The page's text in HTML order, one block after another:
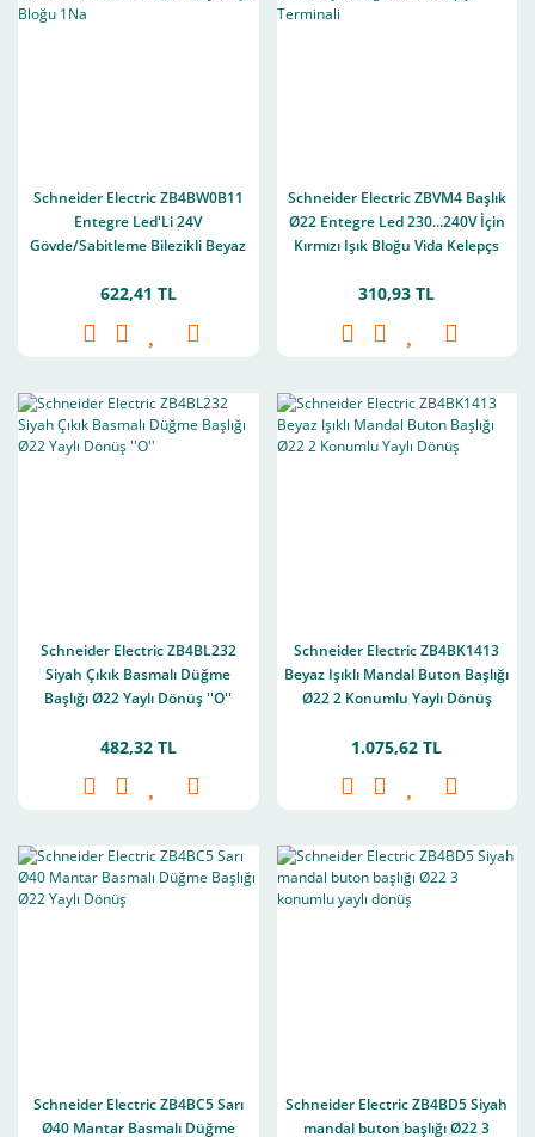
Schneider Electric ZB4BW0B11
Entegre Led'Li 24V
Gövde/Sabitleme Bilezikli Beyaz
622,41 TL
Schneider Electric ZBVM4 Başlık
Ø22 Entegre Led 230...240V İçin
Kırmızı Işık Bloğu Vida Kelepçs
310,93 TL
Schneider Electric ZB4BL232
Siyah Çıkık Basmalı Düğme
Başlığı Ø22 Yaylı Dönüş ''O''
482,32 TL
Schneider Electric ZB4BK1413
Beyaz Işıklı Mandal Buton Başlığı
Ø22 2 Konumlu Yaylı Dönüş
1.075,62 TL
Schneider Electric ZB4BC5 Sarı
Ø40 Mantar Basmalı Düğme
Schneider Electric ZB4BD5 Siyah
mandal buton başlığı Ø22 3